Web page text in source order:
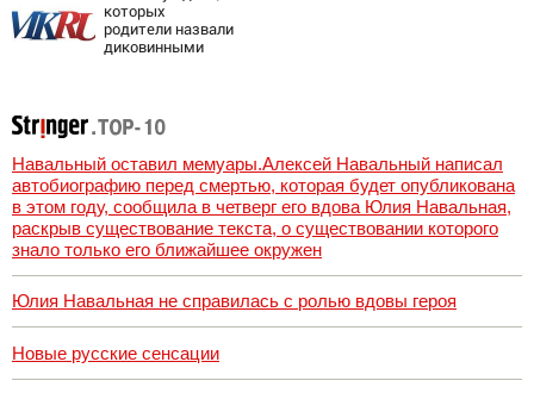
центрам
07/08/2026 –
Новости
которых
родители назвали
диковинными
Навальный оставил мемуары.Алексей Навальный написал
автобиографию перед смертью, которая будет опубликована
в этом году, сообщила в четверг его вдова Юлия Навальная,
раскрыв существование текста, о существовании которого
знало только его ближайшее окружен
Юлия Навальная не справилась с ролью вдовы героя
Новые русские сенсации